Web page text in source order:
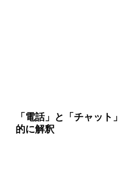
「電話」と「チャット
的に解釈